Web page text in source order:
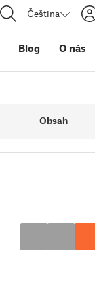
Čeština
Blog O nás
Obsah